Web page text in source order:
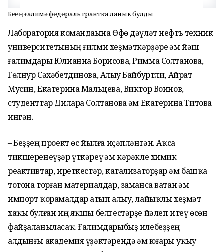
Беҙҙең ғалимә федераль грантҡа лайыҡ булды
Лаборатория командаһына Өфө дәүләт нефть техник
университетының ғилми хеҙмәткәрҙәре һәм йәш
ғалимдары Юлианна Борисова, Римма Солтанова,
Гөлнур Сәхәбетдинова, Алһыу Байбуртли, Айрат
Мусин, Екатерина Мальцева, Виктор Воинов,
студенттар Дилара Солтанова һәм Екатерина Титова
ингән.
– Беҙҙең проект өс йылға иҫәпләнгән. Аҡса
тикшеренеүҙәр үткәреү һәм кәрәкле химик
реактивтар, иреткестәр, катализаторҙар һәм башҡа
тотона торған материалдар, заманса ватан һәм
импорт ҡорамалдар һатып алыу, лайыҡлы хеҙмәт
хаҡы булған иң яҡшы белгестәрҙе йәлеп итеү өсөн
файҙаланыласаҡ. Ғалимдарыбыҙ илебеҙҙең
алдынғы академия үҙәктәрендә һәм юғары уҡыу